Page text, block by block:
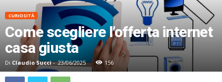
CURIOSITÀ
Come scegliere l’offerta internet
casa giusta
Di Claudio Succi- 23/06/2025 156